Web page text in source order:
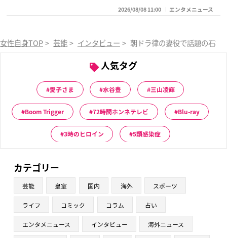
2026/08/08 11:00 エンタメニュース
女性自身TOP > 芸能 > インタビュー > 朝ドラ律の妻役で話題の石
人気タグ
愛子さま 水谷豊 三山凌輝
Boom Trigger 72時間ホンネテレビ Blu-ray
3時のヒロイン 5類感染症
カテゴリー
芸能 皇室 国内 海外 スポーツ
ライフ コミック コラム 占い
エンタメニュース インタビュー 海外ニュース